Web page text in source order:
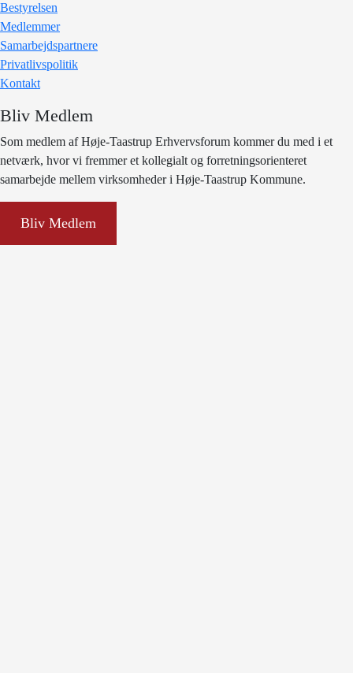
Bestyrelsen
Medlemmer
Samarbejdspartnere
Privatlivspolitik
Kontakt
Bliv Medlem
Som medlem af Høje-Taastrup Erhvervsforum kommer du med i et
netværk, hvor vi fremmer et kollegialt og forretningsorienteret
samarbejde mellem virksomheder i Høje-Taastrup Kommune.
Bliv Medlem